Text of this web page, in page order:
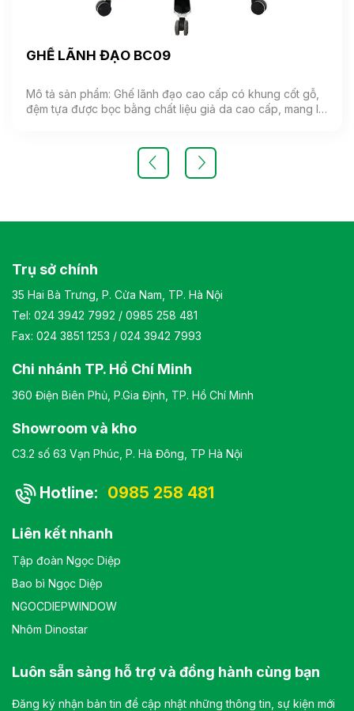
GHẾ LÃNH ĐẠO BC09
Mô tả sản phẩm: Ghế lãnh đạo cao cấp có khung cốt gỗ,
đệm tựa được bọc bằng chất liệu giả da cao cấp, mang lại
bảo tính bền vững và thẩm mỹ.( Sản phẩm nhập khẩu )
Màu sắc: Tùy chọn Chất liệu: Ghế lãnh đạo cao cấp có
Trụ sở chính
35 Hai Bà Trưng, P. Cửa Nam, TP. Hà Nội
Tel: 024 3942 7992 / 0985 258 481
Fax: 024 3851 1253 / 024 3942 7993
Chi nhánh TP. Hồ Chí Minh
360 Điện Biên Phủ, P.Gia Định, TP. Hồ Chí Minh
Showroom và kho
C3.2 số 63 Vạn Phúc, P. Hà Đông, TP Hà Nội
Hotline: 0985 258 481
Liên kết nhanh
Tập đoàn Ngọc Diệp
Bao bì Ngọc Diệp
NGOCDIEPWINDOW
Nhôm Dinostar
Luôn sẵn sàng hỗ trợ và đồng hành cùng bạn
Đăng ký nhận bản tin để cập nhật những thông tin, sự kiện mới